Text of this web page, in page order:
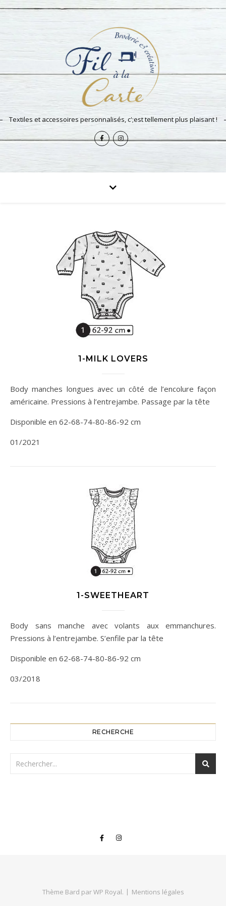
Textiles et accessoires personnalisés, c';est tellement plus plaisant !
1-MILK LOVERS
Body manches longues avec un côté de l’encolure façon
américaine. Pressions à l’entrejambe. Passage par la tête
Disponible en 62-68-74-80-86-92 cm
01/2021
1-SWEETHEART
Body sans manche avec volants aux emmanchures.
Pressions à l’entrejambe. S’enfile par la tête
Disponible en 62-68-74-80-86-92 cm
03/2018
RECHERCHE
Thème Bard parWP Royal. Mentions légales